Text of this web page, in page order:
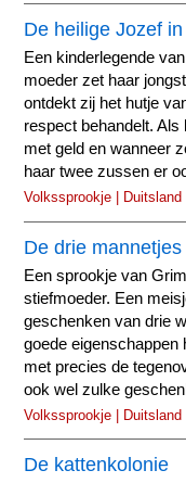
De heilige Jozef
Een kinderlegende
moeder zet haar
ontdekt zij het hutje
respect behandelt.
met geld en wanneer
haar twee zussen er
Volkssprookje |
De drie
Een sprookje van
stiefmoeder. Een
geschenken van drie
goede eigenschappen
met precies de
ook wel zulke
Volkssprookje | Duitsland
De kattenkolonie